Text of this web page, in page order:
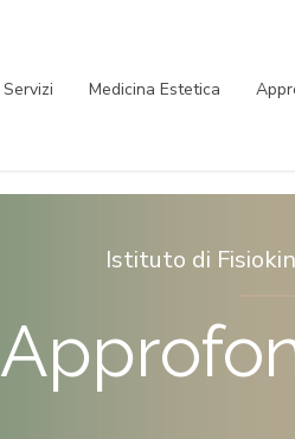
Servizi Medicina Estetica
Istituto di